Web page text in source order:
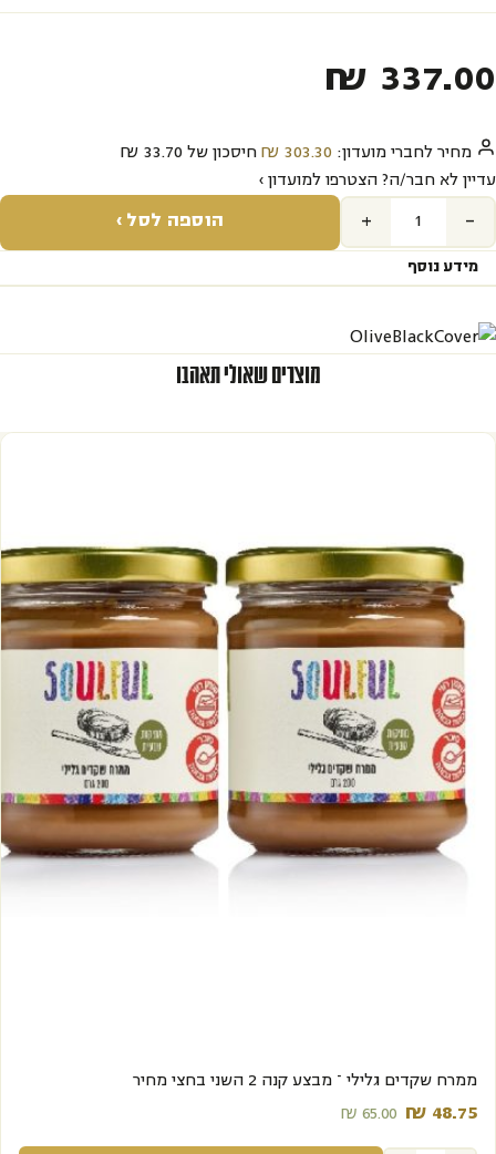
₪ 337.00‬
מחיר לחברי מועדון: ₪ 303.30‬ חיסכון של ₪ 33.70‬
עדיין לא חבר/ה? הצטרפו למועדון ›
-
+ הוספה לסל ›
מידע נוסף
מוצרים שאולי תאהבו
ממרח שקדים גלילי – מבצע קנה 2 השני בחצי מחיר
₪ 65.00‬ ₪ 48.75‬